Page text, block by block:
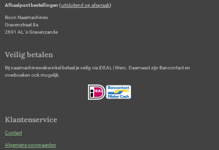
Afhaalpunt bestellingen (uitsluitend op afspraak)
Boon Naaimachines
Gravenstraat 8a
2691 AL 's-Gravenzande
Veilig betalen
Bij naaimachinewebwinkel betaal je veilig via iDEAL | Wero. Daarnaast zijn Bancontact en
overboeken ook mogelijk.
Klantenservice
Contact
Algemene voorwaarden